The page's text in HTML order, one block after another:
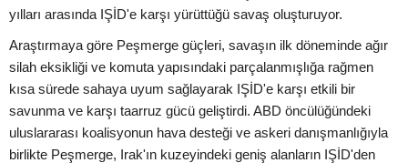
yılları arasında IŞİD'e karşı yürüttüğü savaş oluşturuyor.
Araştırmaya göre Peşmerge güçleri, savaşın ilk döneminde ağır
silah eksikliği ve komuta yapısındaki parçalanmışlığa rağmen
kısa sürede sahaya uyum sağlayarak IŞİD'e karşı etkili bir
savunma ve karşı taarruz gücü geliştirdi. ABD öncülüğündeki
uluslararası koalisyonun hava desteği ve askeri danışmanlığıyla
birlikte Peşmerge, Irak'ın kuzeyindeki geniş alanların IŞİD'den